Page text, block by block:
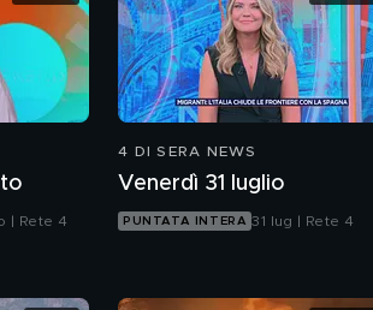
| Rete 4
4 DI SERA NEWS
Venerdì 31 luglio
PUNTATA INTERA 31 lug | Rete 4